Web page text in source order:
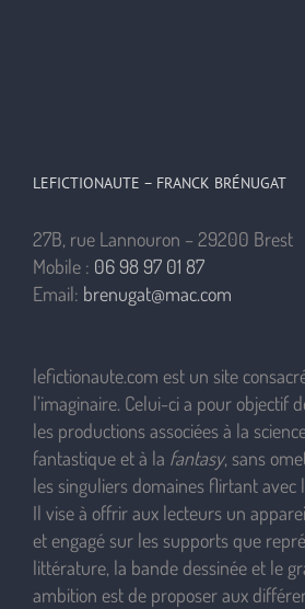
LEFICTIONAUTE – FRANCK BRÉNUGAT
27B, rue Lannouron – 29200 Brest
Mobile : 06 98 97 01 87
Email: brenugat@mac.com
lefictionaute.com est un site
l’imaginaire. Celui-ci a pour objectif
les productions associées à la
fantastique et à la fantasy, sans
les singuliers domaines flirtant avec
Il vise à offrir aux lecteurs un
et engagé sur les supports que
littérature, la bande dessinée et le
ambition est de proposer aux